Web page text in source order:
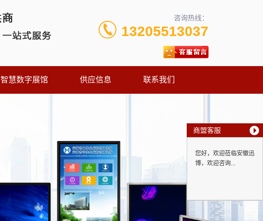
咨询热线：
13205513037
智慧数字展馆 供应信息 联系我们
商盟客服
您好，欢迎莅临安徽迅
博，欢迎咨询...